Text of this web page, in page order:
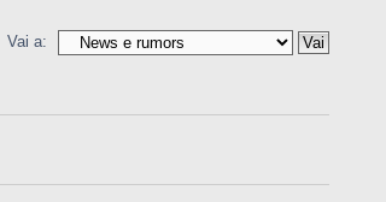
Vai a: